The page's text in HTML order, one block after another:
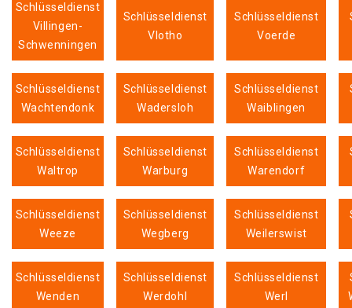
Schlüsseldienst
Villingen-
Schwenningen
Schlüsseldienst
Vlotho
Schlüsseldienst
Voerde
Schlüsseldienst
Wachtendonk
Schlüsseldienst
Wadersloh
Schlüsseldienst
Waiblingen
Schlüsseldienst
Waltrop
Schlüsseldienst
Warburg
Schlüsseldienst
Warendorf
Schlüsseldienst
Weeze
Schlüsseldienst
Wegberg
Schlüsseldienst
Weilerswist
Schlüsseldienst
Wenden
Schlüsseldienst
Werdohl
Schlüsseldienst
Werl